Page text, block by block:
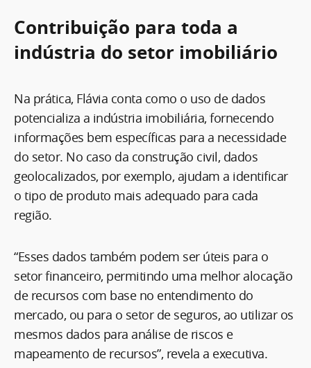
Contribuição para toda a
indústria do setor imobiliário
Na prática, Flávia conta como o uso de dados
potencializa a indústria imobiliária, fornecendo
informações bem específicas para a necessidade
do setor. No caso da construção civil, dados
geolocalizados, por exemplo, ajudam a identificar
o tipo de produto mais adequado para cada
região.
“Esses dados também podem ser úteis para o
setor financeiro, permitindo uma melhor alocação
de recursos com base no entendimento do
mercado, ou para o setor de seguros, ao utilizar os
mesmos dados para análise de riscos e
mapeamento de recursos”, revela a executiva.